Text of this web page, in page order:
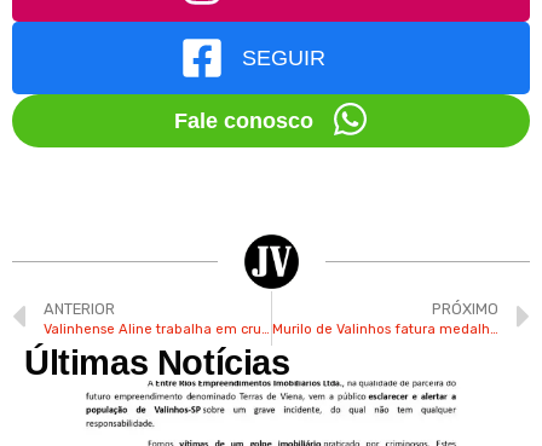
SEGUIR
Fale conosco
ANTERIOR
Valinhense Aline trabalha em cruzeiro e já visitou 40 países
PRÓXIMO
Murilo de Valinhos fatura medalha de ouro na Olimpíada de Astronomia
Últimas Notícias